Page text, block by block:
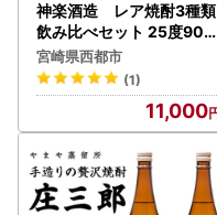
神楽酒造 レア焼酎3種類
飲み比べセット 25度900
ml3本 栗 米 そば 本格焼酎
＜23-22a＞
宮崎県西都市
(1)
11,000